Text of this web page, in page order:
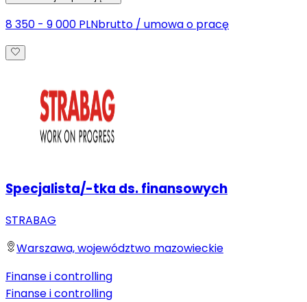
8 350 - 9 000 PLNbrutto / umowa o pracę
Specjalista/-tka ds. finansowych
STRABAG
Warszawa, województwo mazowieckie
Finanse i controlling
Finanse i controlling